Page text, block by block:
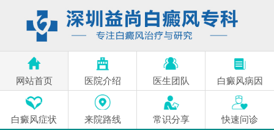
网站首页 医院介绍 医生团队 白癜风病因
白癜风症状 来院路线 常识分享 快速问诊